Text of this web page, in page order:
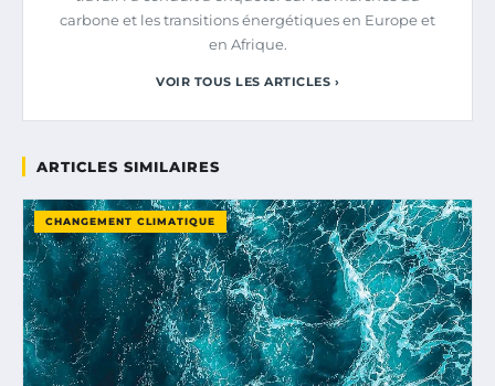
carbone et les transitions énergétiques en Europe et
en Afrique.
VOIR TOUS LES ARTICLES ›
ARTICLES SIMILAIRES
CHANGEMENT CLIMATIQUE